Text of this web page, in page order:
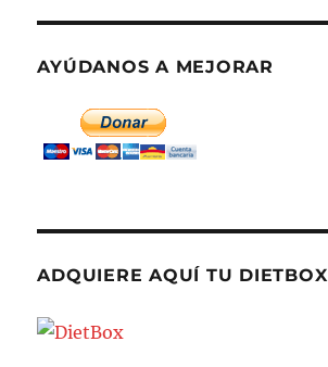
AYÚDANOS A MEJORAR
ADQUIERE AQUÍ TU DIETBOX